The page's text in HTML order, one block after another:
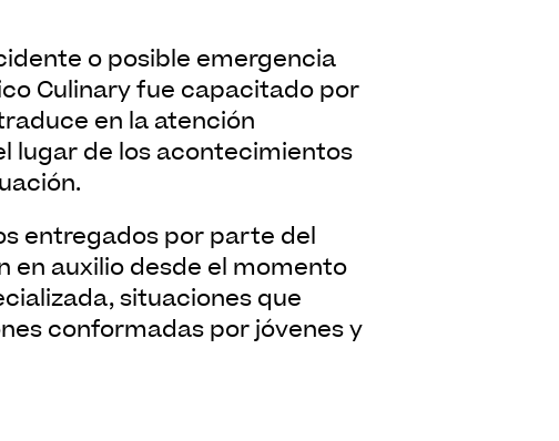
Culinary fue capacitado por
en la atención
lugar de los acontecimientos
en auxilio desde el momento
situaciones que
conformadas por jóvenes y